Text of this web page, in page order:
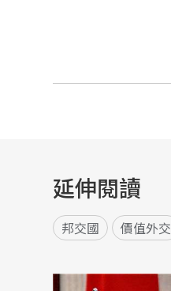
延伸閱讀
邦交國 價值外交